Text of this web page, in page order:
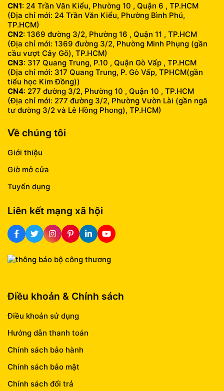
CN1: 24 Trần Văn Kiểu, Phường 10 , Quận 6 , TP.HCM
(Địa chỉ mới: 24 Trần Văn Kiểu, Phường Bình Phú,
TP.HCM)
CN2: 1369 đường 3/2, Phường 16 , Quận 11 , TP.HCM
(Địa chỉ mới: 1369 đường 3/2, Phường Minh Phụng (gần
cầu vượt Cây Gõ), TP.HCM)
CN3: 317 Quang Trung, P.10 , Quận Gò Vấp , TP.HCM
(Địa chỉ mới: 317 Quang Trung, P. Gò Vấp, TPHCM(gần
tiểu học Kim Đồng))
CN4: 277 đường 3/2, Phường 10 , Quận 10 , TP.HCM
(Địa chỉ mới: 277 đường 3/2, Phường Vườn Lài (gần ngã
tư đường 3/2 và Lê Hồng Phong), TP.HCM)
Về chúng tôi
Giới thiệu
Giờ mở cửa
Tuyển dụng
Liên kết mạng xã hội
Điều khoản & Chính sách
Điều khoản sử dụng
Hướng dẫn thanh toán
Chính sách bảo hành
Chính sách bảo mật
Chính sách đổi trả